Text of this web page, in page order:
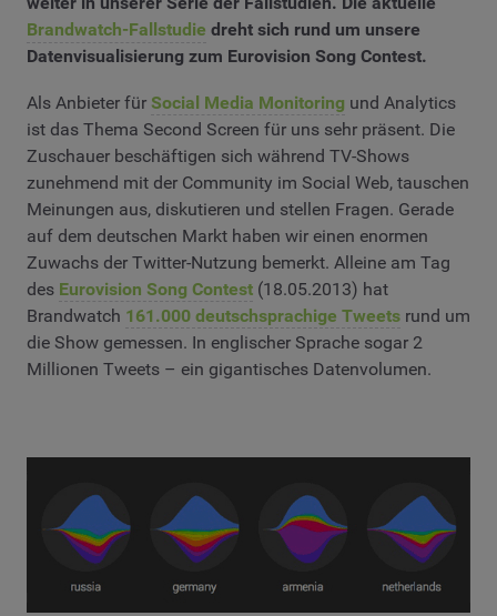
Brandwatch-Fallstudie dreht sich rund um unsere
Datenvisualisierung zum Eurovision Song Contest.
Als Anbieter für Social Media Monitoring und Analytics
ist das Thema Second Screen für uns sehr präsent. Die
Zuschauer beschäftigen sich während TV-Shows
zunehmend mit der Community im Social Web, tauschen
Meinungen aus, diskutieren und stellen Fragen. Gerade
auf dem deutschen Markt haben wir einen enormen
Zuwachs der Twitter-Nutzung bemerkt. Alleine am Tag
des Eurovision Song Contest (18.05.2013) hat
Brandwatch 161.000 deutschsprachige Tweets rund um
die Show gemessen. In englischer Sprache sogar 2
Millionen Tweets – ein gigantisches Datenvolumen.